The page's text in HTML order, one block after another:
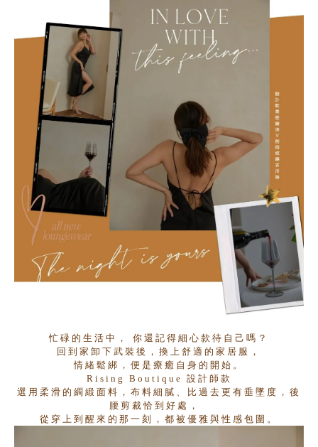
忙碌的生活中， 你還記得細心款待自己嗎？
回到家卸下武裝後，換上舒適的家居服，
情緒鬆綁，便是療癒自身的開始。
Rising Boutique 設計師款
選用柔滑的綢緞面料，布料細膩、比過去更有垂墜度，後
腰剪裁恰到好處，
從穿上到醒來的那一刻，都被優雅與性感包圍。